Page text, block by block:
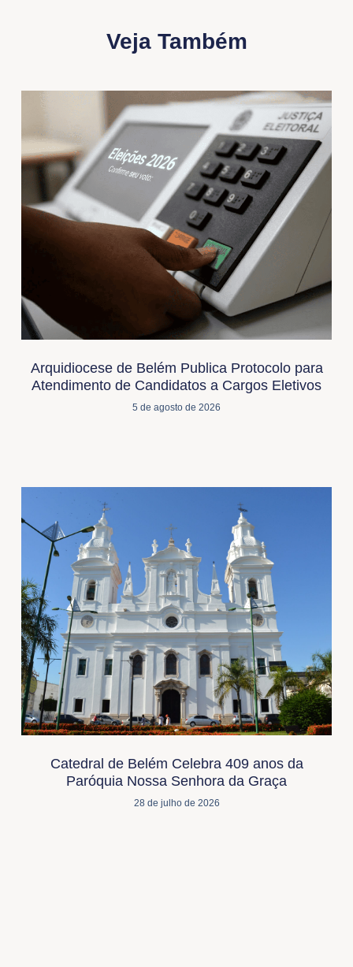
Veja Também
Arquidiocese de Belém Publica Protocolo para
Atendimento de Candidatos a Cargos Eletivos
5 de agosto de 2026
Catedral de Belém Celebra 409 anos da
Paróquia Nossa Senhora da Graça
28 de julho de 2026